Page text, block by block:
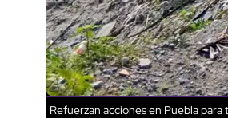
Refuerzan acciones en Puebla para